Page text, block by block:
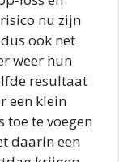
nu zijn
ook net
weer hun
resultaat
een klein
toe te voegen
daarin een